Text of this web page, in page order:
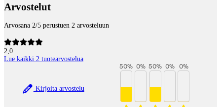
Arvostelut
Arvosana 2/5 perustuen 2 arvosteluun
2,0
Lue kaikki 2 tuotearvostelua
Kirjoita arvostelu
50% 0% 50% 0% 0%